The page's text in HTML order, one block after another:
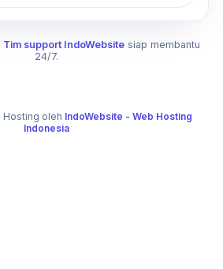
Tim support IndoWebsitesiap membantu
24/7.
| Hosting oleh IndoWebsite - Web Hosting
Indonesia